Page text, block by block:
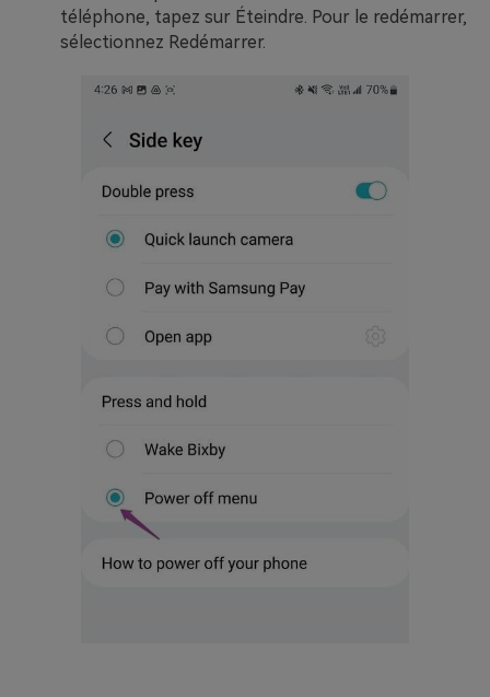
téléphone, tapez sur Éteindre. Pour le redémarrer,
sélectionnez Redémarrer.